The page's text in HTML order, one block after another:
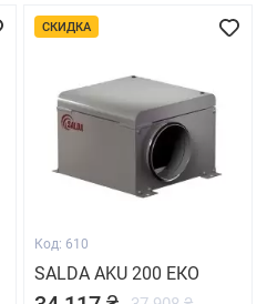
СКИДКА
Код: 610
SALDA AKU 200 ЕКО